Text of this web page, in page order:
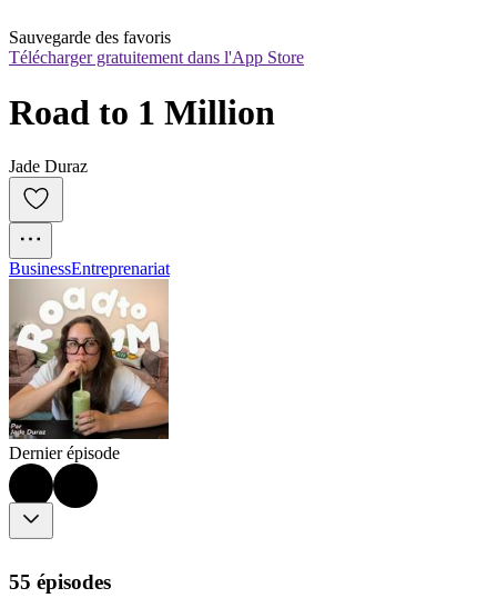
Sauvegarde des favoris
Télécharger gratuitement dans l'App Store
Road to 1 Million
Jade Duraz
BusinessEntreprenariat
Dernier épisode
55 épisodes